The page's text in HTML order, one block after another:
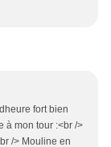
fort bien
à mon tour :<br />
/> Mouline en